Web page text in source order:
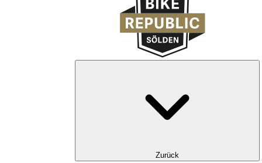
Zurück